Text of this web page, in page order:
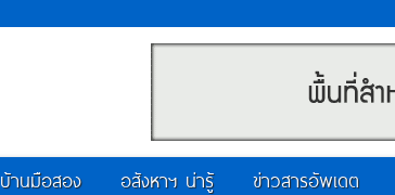
บ้านมือสอง อสังหาฯ น่ารู้ ข่าวสารอัพเดต